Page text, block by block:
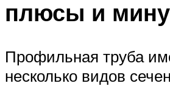
плюсы и
Профильная труба
несколько видов